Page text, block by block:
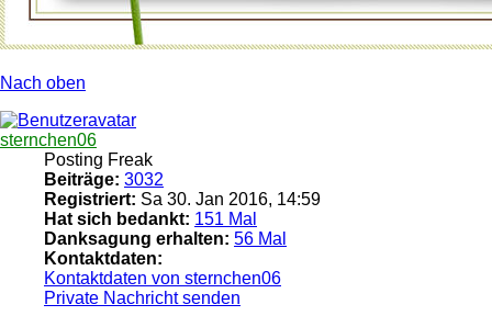
Nach oben
sternchen06
Posting Freak
Beiträge: 3032
Registriert: Sa 30. Jan 2016, 14:59
Hat sich bedankt: 151 Mal
Danksagung erhalten: 56 Mal
Kontaktdaten:
Kontaktdaten von sternchen06
Private Nachricht senden